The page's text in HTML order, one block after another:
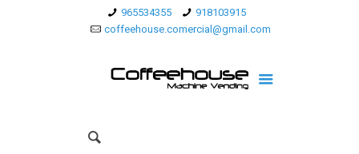
965534355
918103915
coffeehouse.comercial@gmail.com